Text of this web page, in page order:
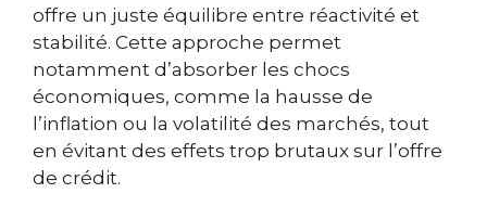
offre un juste équilibre entre réactivité et
stabilité. Cette approche permet
notamment d’absorber les chocs
économiques, comme la hausse de
l’inflation ou la volatilité des marchés, tout
en évitant des effets trop brutaux sur l’offre
de crédit.